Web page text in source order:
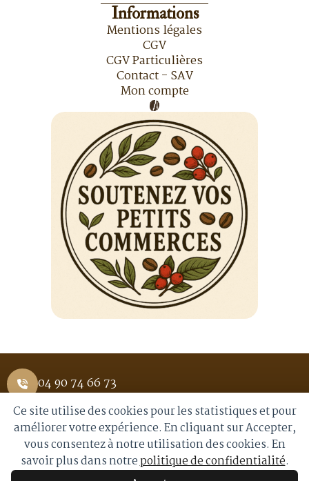
Informations
Mentions légales
CGV
CGV Particulières
Contact - SAV
Mon compte
04 90 74 66 73
1 Place Saint Pierre 84400 APT
info@royalmoka.fr
Ce site utilise des cookies pour les statistiques et pour
améliorer votre expérience. En cliquant sur Accepter,
vous consentez à notre utilisation des cookies. En
savoir plus dans notrepolitique de confidentialité.